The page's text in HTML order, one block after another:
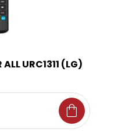
URC1311 (LG)
shopping_bag